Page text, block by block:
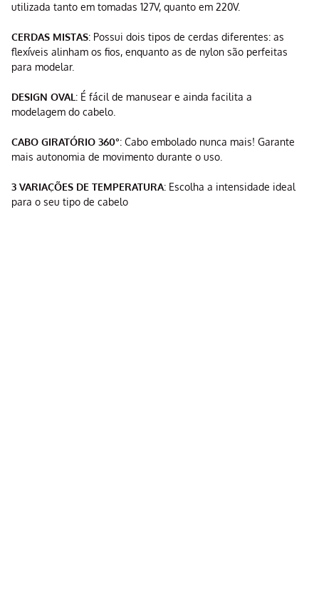
utilizada tanto em tomadas 127V, quanto em 220V.
CERDAS MISTAS: Possui dois tipos de cerdas diferentes: as
flexíveis alinham os fios, enquanto as de nylon são perfeitas
para modelar.
DESIGN OVAL : É fácil de manusear e ainda facilita a
modelagem do cabelo.
CABO GIRATÓRIO 360°: Cabo embolado nunca mais! Garante
mais autonomia de movimento durante o uso.
3 VARIAÇÕES DE TEMPERATURA: Escolha a intensidade ideal
para o seu tipo de cabelo